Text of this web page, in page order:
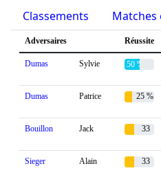
Classements Matches
Adversaires Réussite
Dumas Sylvie 50 %
Dumas Patrice 25 %
Bouillon Jack
33
Sieger Alain
33